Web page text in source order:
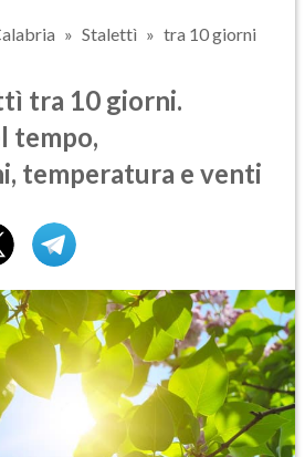
Stalettì tra 10 giorni
tra 10 giorni.
tempo,
temperatura e venti